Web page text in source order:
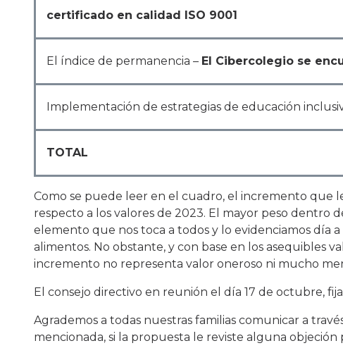
certificado en calidad ISO 9001
El índice de permanencia – El Cibercolegio se
Implementación de estrategias de educación
TOTAL
Como se puede leer en el cuadro, el incremento que
respecto a los valores de 2023. El mayor peso dentro
elemento que nos toca a todos y lo evidenciamos día
alimentos. No obstante, y con base en los asequibles
incremento no representa valor oneroso ni mucho
El consejo directivo en reunión el día 17 de octubre,
Agrademos a todas nuestras familias comunicar a
mencionada, si la propuesta le reviste alguna